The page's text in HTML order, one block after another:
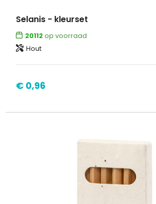
Selanis - kleurset
20112 op voorraad
Hout
€ 0,96